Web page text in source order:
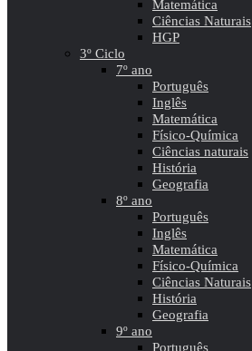
Matemática
Ciências Naturais
HGP
3º Ciclo
7º ano
Português
Inglês
Matemática
Físico-Química
Ciências naturais
História
Geografia
8º ano
Português
Inglês
Matemática
Físico-Química
Ciências Naturais
História
Geografia
9º ano
Português